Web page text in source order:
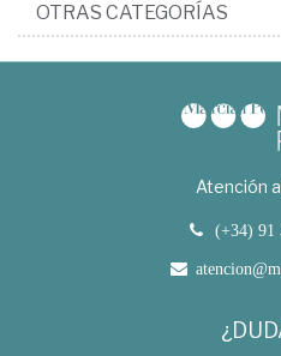
OTRAS CATEGORÍAS
Atención
(+34) 91